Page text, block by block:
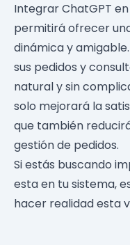
Integrar ChatGPT
permitirá ofrecer
dinámica y
sus pedidos y
natural y sin
solo mejorará la
que también
gestión de pedidos.
Si estás buscando
esta en tu sistema,
hacer realidad esta